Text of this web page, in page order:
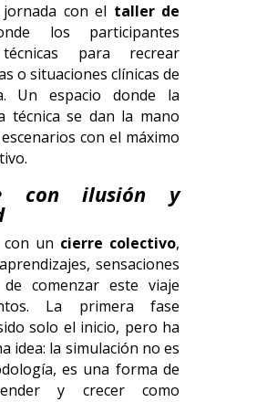
con el taller de
los participantes
para recrear
o situaciones clínicas de
Un espacio donde la
técnica se dan la mano
con el máximo
con ilusión y
un cierre colectivo,
sensaciones
comenzar este viaje
La primera fase
solo el inicio, pero ha
idea: la simulación no es
es una forma de
y crecer como